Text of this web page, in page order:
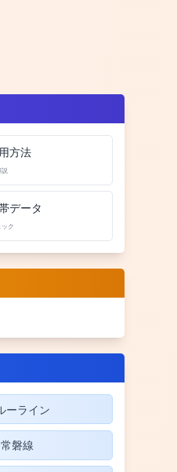
方法
データ
ク
ーライン
常磐線